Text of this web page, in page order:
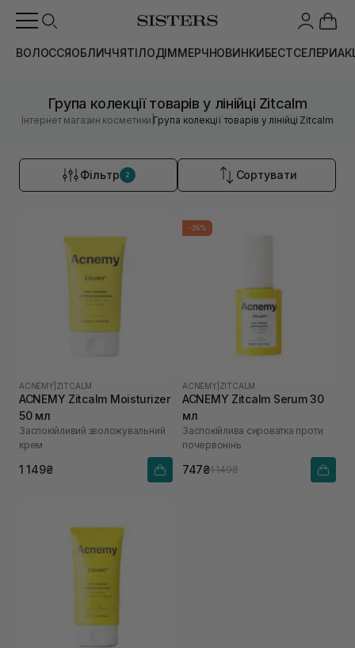
ВОЛОССЯОБЛИЧЧЯТІЛОДІММЕРЧНОВИНКИБЕСТСЕЛЕРИ
Група колекції товарів у лінійці Zitcalm
Інтернет магазин косметики |Група колекції товарів у лінійці Zitcalm
Фільтр 2 Сортувати
ACNEMY ZITCALM
ACNEMY Zitcalm Moisturizer
50 мл
Заспокійливий зволожувальний
крем
1 149₴
-35%
ACNEMY ZITCALM
ACNEMY Zitcalm Serum 30
мл
Заспокійлива сироватка проти
почервонінь
747₴1 149₴